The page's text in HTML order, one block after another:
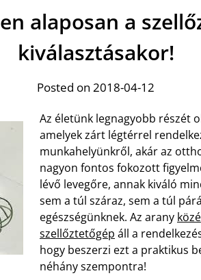
alaposan a
kiválasztásakor!
Posted on 2018-04-12
Az életünk legnagyobb részét
amelyek zárt légtérrel
munkahelyünkről, akár az
nagyon fontos fokozott
lévő levegőre, annak kiváló
sem a túl száraz, sem a túl
egészségünknek. Az arany
szellőztetőgép áll a
hogy beszerzi ezt a praktikus
néhány szempontra!